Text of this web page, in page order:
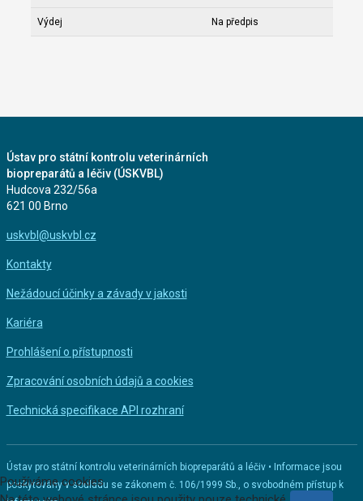
Výdej Na předpis
Ústav pro státní kontrolu veterinárních
biopreparátů a léčiv (ÚSKVBL)
Hudcova 232/56a
621 00 Brno
uskvbl@uskvbl.cz
Kontakty
Nežádoucí účinky a závady v jakosti
Kariéra
Prohlášení o přístupnosti
Zpracování osobních údajů a cookies
Technická specifikace API rozhraní
Ústav pro státní kontrolu veterinárních biopreparátů a léčiv • Informace jsou
poskytovány v souladu se zákonem č. 106/1999 Sb., o svobodném přístup k
Používáme cookies